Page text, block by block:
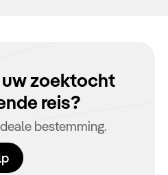
zoektocht
reis?
bestemming.